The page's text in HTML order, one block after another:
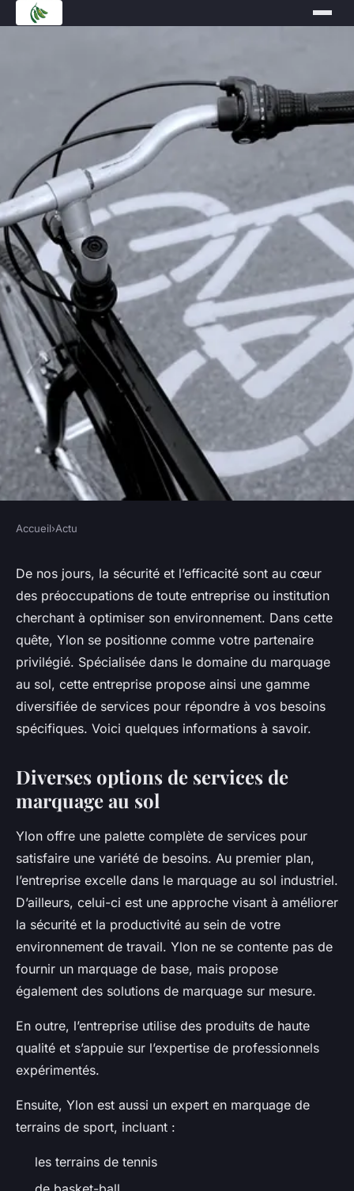
Sécurité et efficacité
redéfinies : Ylon, votre expert
en marquage au sol
géraud•27 janvier 2024• 2 min de lecture
Accueil›Actu
De nos jours, la sécurité et l’efficacité sont au cœur
des préoccupations de toute entreprise ou institution
cherchant à optimiser son environnement. Dans cette
quête, Ylon se positionne comme votre partenaire
privilégié. Spécialisée dans le domaine du marquage
au sol, cette entreprise propose ainsi une gamme
diversifiée de services pour répondre à vos besoins
spécifiques. Voici quelques informations à savoir.
Diverses options de services de
marquage au sol
Ylon offre une palette complète de services pour
satisfaire une variété de besoins. Au premier plan,
l’entreprise excelle dans le marquage au sol industriel.
D’ailleurs, celui-ci est une approche visant à améliorer
la sécurité et la productivité au sein de votre
environnement de travail. Ylon ne se contente pas de
fournir un marquage de base, mais propose
également des solutions de marquage sur mesure.
En outre, l’entreprise utilise des produits de haute
qualité et s’appuie sur l’expertise de professionnels
expérimentés.
Ensuite, Ylon est aussi un expert en marquage de
terrains de sport, incluant :
les terrains de tennis